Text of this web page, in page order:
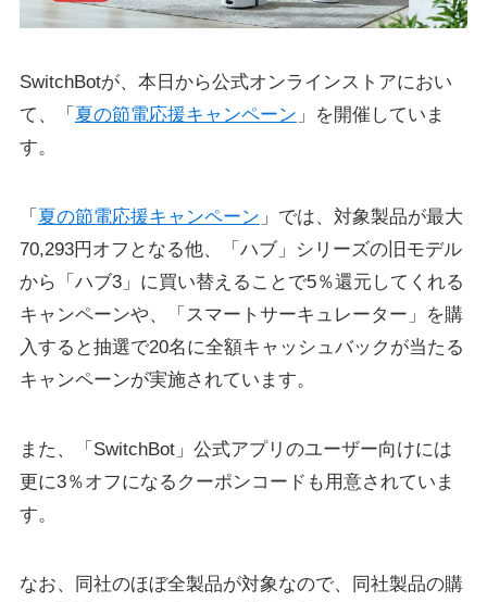
SwitchBotが、本日から公式オンラインストアにおい
て、「 夏の節電応援キャンペーン 」を開催していま
す。
「 夏の節電応援キャンペーン 」では、対象製品が最大
70,293円オフとなる他、「ハブ」シリーズの旧モデル
から「ハブ3」に買い替えることで5％還元してくれる
キャンペーンや、「スマートサーキュレーター」を購
入すると抽選で20名に全額キャッシュバックが当たる
キャンペーンが実施されています。
また、「SwitchBot」公式アプリのユーザー向けには
更に3％オフになるクーポンコードも用意されていま
す。
なお、同社のほぼ全製品が対象なので、同社製品の購